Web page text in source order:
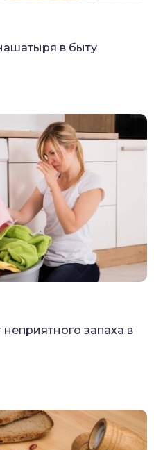
в быту
неприятного запаха в